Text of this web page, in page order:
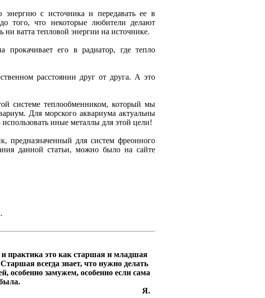
энергию с источника и передавать ее в
того, что некоторые любители делают
ни ватта тепловой энергии на источнике.
прокачивает его в радиатор, где тепло
расстоянии друг от друга. А это
системе теплообменником, который мы
Для морского аквариума актуальны
иные металлы для этой цели!
предназначенный для систем фреонного
данной статьи, можно было на сайте
и практика это как старшая и младшая
Старшая всегда знает, что нужно делать
особенно замужем, особенно если сама
Я.